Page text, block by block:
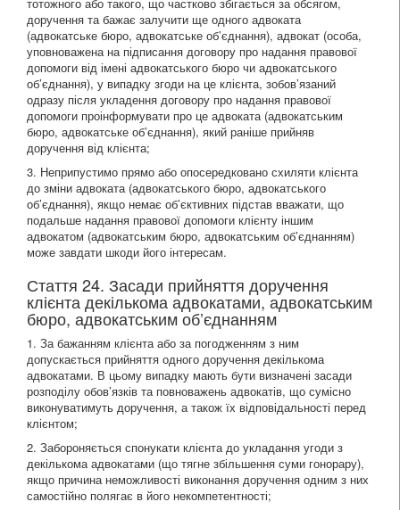
доручення та бажає залучити ще одного адвоката
(адвокатське бюро, адвокатське об’єднання), адвокат (особа,
уповноважена на підписання договору про надання правової
допомоги від імені адвокатського бюро чи адвокатського
об’єднання), у випадку згоди на це клієнта, зобов’язаний
одразу після укладення договору про надання правової
допомоги проінформувати про це адвоката (адвокатським
бюро, адвокатське об’єднання), який раніше прийняв
доручення від клієнта;
3. Неприпустимо прямо або опосередковано схиляти клієнта
до зміни адвоката (адвокатського бюро, адвокатського
об’єднання), якщо немає об’єктивних підстав вважати, що
подальше надання правової допомоги клієнту іншим
адвокатом (адвокатським бюро, адвокатським об’єднанням)
може завдати шкоди його інтересам.
Стаття 24. Засади прийняття доручення
клієнта декількома адвокатами, адвокатським
бюро, адвокатським об’єднанням
1. За бажанням клієнта або за погодженням з ним
допускається прийняття одного доручення декількома
адвокатами. В цьому випадку мають бути визначені засади
розподілу обов’язків та повноважень адвокатів, що сумісно
виконуватимуть доручення, а також їх відповідальності перед
клієнтом;
2. Забороняється спонукати клієнта до укладання угоди з
декількома адвокатами (що тягне збільшення суми гонорару),
якщо причина неможливості виконання доручення одним з них
самостійно полягає в його некомпетентності;